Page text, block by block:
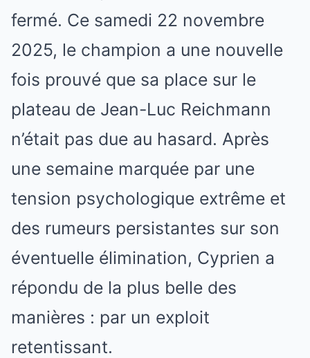
fermé. Ce samedi 22 novembre
2025, le champion a une nouvelle
fois prouvé que sa place sur le
plateau de Jean-Luc Reichmann
n’était pas due au hasard. Après
une semaine marquée par une
tension psychologique extrême et
des rumeurs persistantes sur son
éventuelle élimination, Cyprien a
répondu de la plus belle des
manières : par un exploit
retentissant.